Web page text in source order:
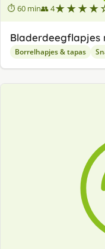
⏱ 60 min👥 4
Bladerdeegflapjes
Borrelhapjes & tapas